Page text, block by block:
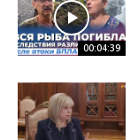
00:04:39